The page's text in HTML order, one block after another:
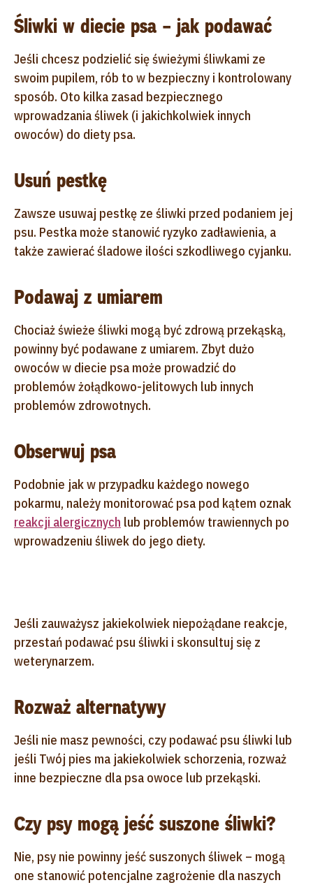
Śliwki w diecie psa – jak podawać
Jeśli chcesz podzielić się świeżymi śliwkami ze
swoim pupilem, rób to w bezpieczny i kontrolowany
sposób. Oto kilka zasad bezpiecznego
wprowadzania śliwek (i jakichkolwiek innych
owoców) do diety psa.
Usuń pestkę
Zawsze usuwaj pestkę ze śliwki przed podaniem jej
psu. Pestka może stanowić ryzyko zadławienia, a
także zawierać śladowe ilości szkodliwego cyjanku.
Podawaj z umiarem
Chociaż świeże śliwki mogą być zdrową przekąską,
powinny być podawane z umiarem. Zbyt dużo
owoców w diecie psa może prowadzić do
problemów żołądkowo-jelitowych lub innych
problemów zdrowotnych.
Obserwuj psa
Podobnie jak w przypadku każdego nowego
pokarmu, należy monitorować psa pod kątem oznak
reakcji alergicznych lub problemów trawiennych po
wprowadzeniu śliwek do jego diety.
Jeśli zauważysz jakiekolwiek niepożądane reakcje,
przestań podawać psu śliwki i skonsultuj się z
weterynarzem.
Rozważ alternatywy
Jeśli nie masz pewności, czy podawać psu śliwki lub
jeśli Twój pies ma jakiekolwiek schorzenia, rozważ
inne bezpieczne dla psa owoce lub przekąski.
Czy psy mogą jeść suszone śliwki?
Nie, psy nie powinny jeść suszonych śliwek – mogą
one stanowić potencjalne zagrożenie dla naszych